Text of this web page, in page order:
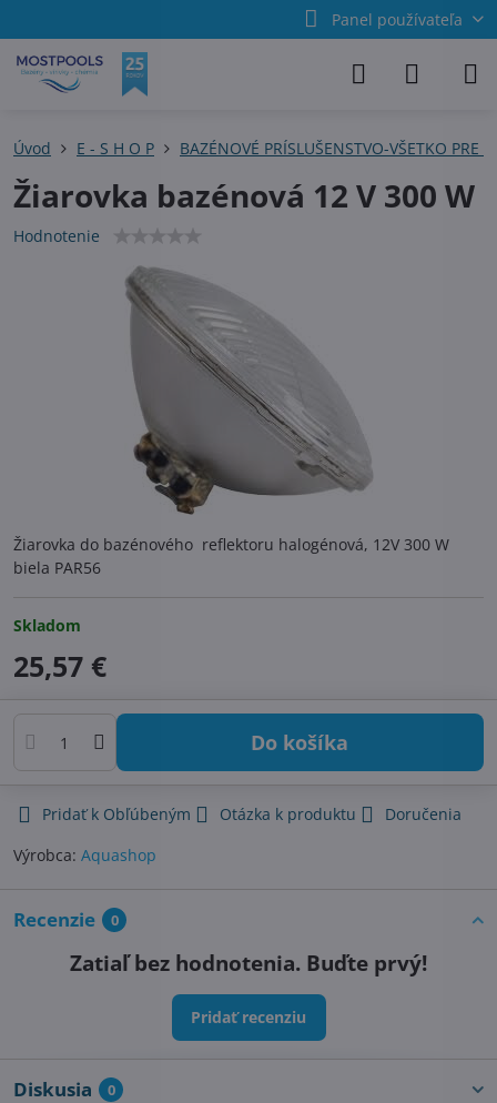
Panel používateľa
Úvod E - S H O P BAZÉNOVÉ PRÍSLUŠENSTVO-VŠETKO PRE
Žiarovka bazénová 12 V 300 W
Hodnotenie
Žiarovka do bazénového reflektoru halogénová, 12V 300 W
biela PAR56
Skladom
25,57 €
Do košíka
Pridať k Obľúbeným Otázka k produktu
Doručenia
Výrobca: Aquashop
Recenzie 0
Zatiaľ bez hodnotenia. Buďte prvý!
Pridať recenziu
Diskusia 0